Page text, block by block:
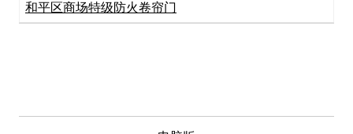
和平区商场特级防火卷帘门